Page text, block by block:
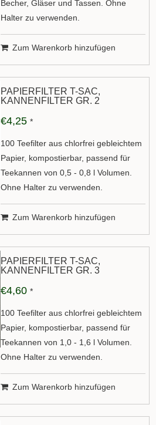
Becher, Gläser und Tassen. Ohne
Halter zu verwenden.
Zum Warenkorb hinzufügen
PAPIERFILTER T-SAC,
KANNENFILTER GR. 2
€4,25 *
100 Teefilter aus chlorfrei gebleichtem
Papier, kompostierbar, passend für
Teekannen von 0,5 - 0,8 l Volumen.
Ohne Halter zu verwenden.
Zum Warenkorb hinzufügen
PAPIERFILTER T-SAC,
KANNENFILTER GR. 3
€4,60 *
100 Teefilter aus chlorfrei gebleichtem
Papier, kompostierbar, passend für
Teekannen von 1,0 - 1,6 l Volumen.
Ohne Halter zu verwenden.
Zum Warenkorb hinzufügen